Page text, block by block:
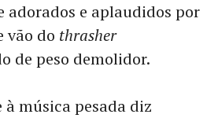
adorados e aplaudidos por
vão do thrasher
de peso demolidor.
música pesada diz